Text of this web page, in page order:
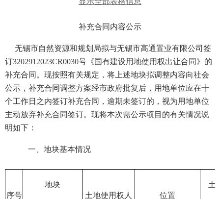
补充合同内容公示
无锡市自然资源和规划局拟与无锡市高通置业有限公司签
订320291 2023CR0030号 《国有建设用地使用权出让合同》 的
补充合同 。现按照有关规定，将上述地块拟调整内容向社会
公示 ， 补充合同调整方案经市政府批复后，用地单位应在十
个工作日之内签订补充合同，逾期未签订的，视为用地单位
主动放弃补充合同签订。现将本次需公示项目的有关情况说
明如下：
一、地块基本情况
序号
地块
土地使用权人 位置
土